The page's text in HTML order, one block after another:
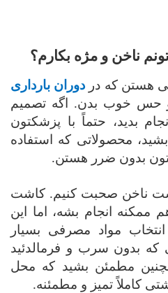
ناخن و مژه بکارم؟
هستن که در دوران بارداری
و حس خوب بدن. اگه تصمیم
بدید، حتماً با پزشکتون
محصولاتی که استفاده
بدون ضرر هستن.
ناخن صحبت کنیم. کاشت
ممکنه انجام بشه، اما این
مواد مصرفی بسیار
که بدون سرب و فرمالدئید
مطمئن بشید که محل
کاملاً تمیز و مطمئنه.